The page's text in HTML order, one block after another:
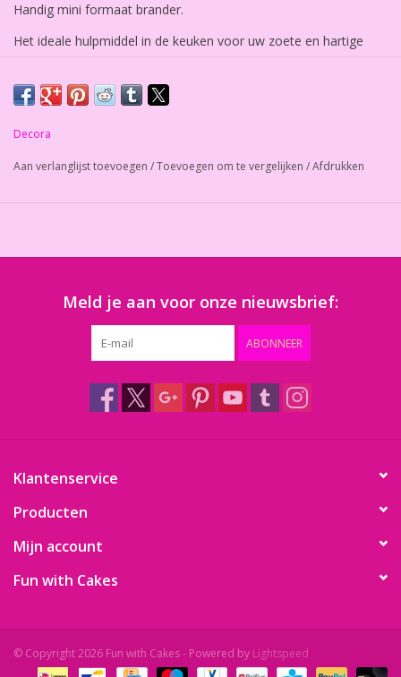
Handig mini formaat brander.
Het ideale hulpmiddel in de keuken voor uw zoete en hartige
voor ontdooien, smelten, roosteren en karamelliseren.
Decora
Aan verlanglijst toevoegen /Toevoegen om te vergelijken /Afdrukken
Meld je aan voor onze nieuwsbrief:
ABONNEER
Klantenservice
Producten
Mijn account
Fun with Cakes
© Copyright 2026 Fun with Cakes - Powered by Lightspeed